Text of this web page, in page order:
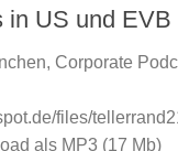
in US und EVB
Corporate
files/
als MP3 (17 Mb)